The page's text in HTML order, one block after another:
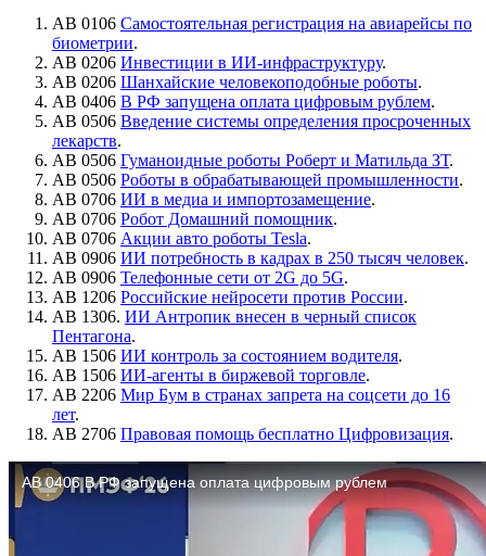
АВ 0106 Самостоятельная регистрация на авиарейсы по
биометрии.
АВ 0206 Инвестиции в ИИ-инфраструктуру.
АВ 0206 Шанхайские человекоподобные роботы.
АВ 0406 В РФ запущена оплата цифровым рублем.
АВ 0506 Введение системы определения просроченных
лекарств.
АВ 0506 Гуманоидные роботы Роберт и Матильда ЗТ.
АВ 0506 Роботы в обрабатывающей промышленности.
АВ 0706 ИИ в медиа и импортозамещение.
АВ 0706 Робот Домашний помощник.
АВ 0706 Акции авто роботы Tesla.
АВ 0906 ИИ потребность в кадрах в 250 тысяч человек.
АВ 0906 Телефонные сети от 2G до 5G.
АВ 1206 Российские нейросети против России.
АВ 1306. ИИ Антропик внесен в черный список
Пентагона.
АВ 1506 ИИ контроль за состоянием водителя.
АВ 1506 ИИ-агенты в биржевой торговле.
АВ 2206 Мир Бум в странах запрета на соцсети до 16
лет.
АВ 2706 Правовая помощь бесплатно Цифровизация.